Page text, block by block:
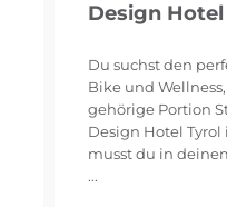
Design
Du suchst den
Bike und
gehörige Portion
Design Hotel Tyrol
musst du in
...